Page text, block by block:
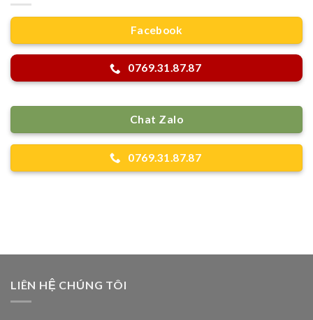
Facebook
0769.31.87.87
Chat Zalo
0769.31.87.87
LIÊN HỆ CHÚNG TÔI